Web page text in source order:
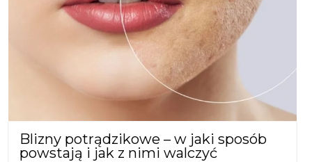
Blizny potrądzikowe – w jaki sposób
powstają i jak z nimi walczyć